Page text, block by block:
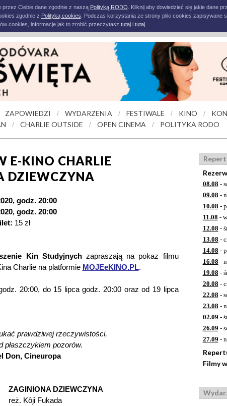
przez Ciebie dane zgodnie z naszą Polityką RODO . Kliknij aby dowiedzieć się jakie dane
zgodnie z Polityką cookies . Podczas korzystania ze strony pliki cookies zapisywane
cookies, informacje jak to zrobić przeczytasz tutaji tutaj.
ZAPOWIEDZI / WYDARZENIA / FESTIWALE / KINO /
/ CHARLIE OUTSIDE / OPEN CINEMA / POLITYKA RODO
E-KINO CHARLIE
DZIEWCZYNA
godz. 20:00
godz. 20:00
15 zł
Kin Studyjnychzapraszają na pokaz filmu
Charlie na platformie MOJEeKINO.PL.
20:00, do 15 lipca godz. 20:00 oraz od 19 lipca
prawdziwej rzeczywistości,
płaszczykiem pozorów.
Don, Cineuropa
ZAGINIONA DZIEWCZYNA
reż. Kôji Fukada
08.08 -
09.08 -
10.08 -
11.08 -
12.08 -
13.08 -
14.08 -
16.08 -
19.08 -
20.08 -
22.08 -
23.08 -
02.09 -
26.09 -
27.09 -
Filmy